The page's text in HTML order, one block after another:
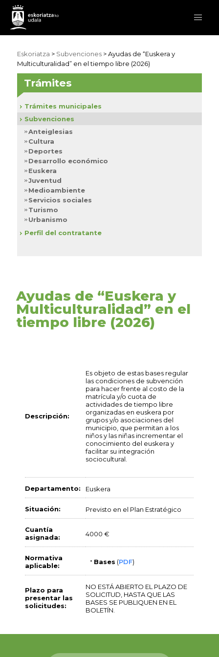
Eskoriatza > Subvenciones >Ayudas de “Euskera y
Multiculturalidad” en el tiempo libre (2026)
Ayudas de “Euskera y
Multiculturalidad” en el
tiempo libre (2026)
Descripción:
Es objeto de estas bases regular
las condiciones de subvención
para hacer frente al costo de la
matrícula y/o cuota de
actividades de tiempo libre
organizadas en euskera por
grupos y/o asociaciones del
municipio, que permitan a los
niños y las niñas incrementar el
conocimiento del euskera y
facilitar su integración
sociocultural.
Departamento: Euskera
Situación: Previsto en el Plan Estratégico
Cuantía
asignada:
4000 €
Normativa
aplicable:
Bases (PDF)
Plazo para
presentar las
solicitudes:
NO ESTÁ ABIERTO EL PLAZO DE
SOLICITUD, HASTA QUE LAS
BASES SE PUBLIQUEN EN EL
BOLETÍN.
Trámites
Trámites municipales
Subvenciones
Anteiglesias
Cultura
Deportes
Desarrollo económico
Euskera
Juventud
Medioambiente
Servicios sociales
Turismo
Urbanismo
Perfil del contratante